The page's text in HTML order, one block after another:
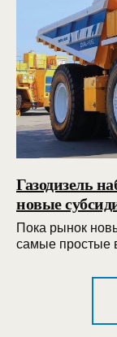
Газодизель
новые
Пока рынок
самые простые